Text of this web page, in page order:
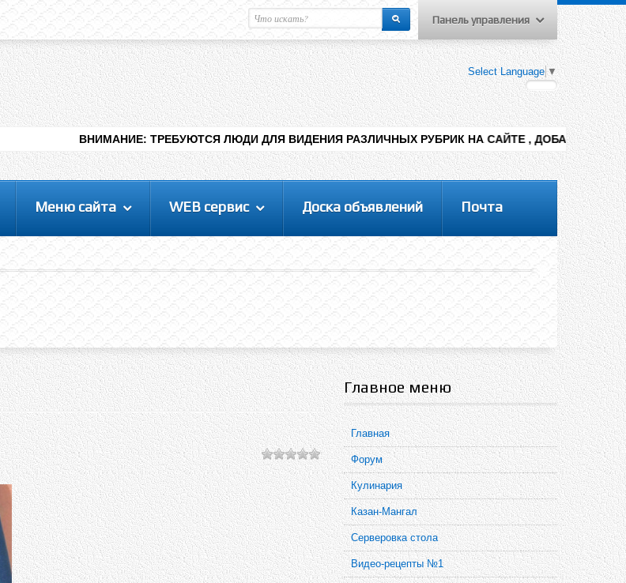
Здравствуйте уважаемыйГость. Чтобы
пользоваться данной панелью
управления, вам необходимо
авторизоваться на сайте под своим
логином, либо пройти регистрацию.
Меню пользователя
Вход на сайт
Регистрация
Панель управления
Select Language ▼
ВНИМАНИЕ: ТРЕБУЮТСЯ ЛЮДИ ДЛЯ ВИДЕНИЯ РАЗЛИЧНЫХ РУБРИК НА САЙТЕ , ДОБАВЛЕНИЯ КОНТЕНТА
Меню сайта WEB сервис Доска объявлений Почта
Главное меню
Главная
Форум
Кулинария
Казан-Мангал
Серверовка стола
Видео-рецепты №1